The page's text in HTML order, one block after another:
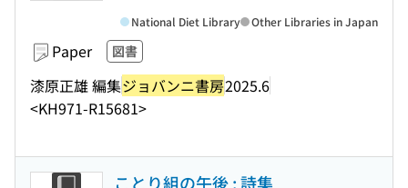
Paper 図書
漆原正雄 編集ジョバンニ書房2025.6
<KH971-R15681>
National Diet Library Other Libraries in Japan
ことり組の午後 : 詩集